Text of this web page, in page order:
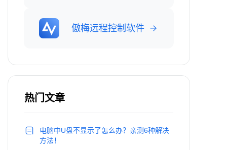
傲梅远程控制软件
热门文章
电脑中U盘不显示了怎么办？亲测6种解决
方法！